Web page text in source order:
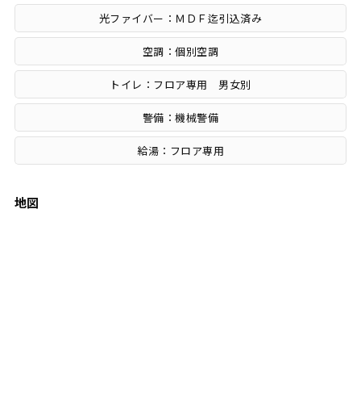
光ファイバー：ＭＤＦ迄引込済み
空調：個別空調
トイレ：フロア専用 男女別
警備：機械警備
給湯：フロア専用
地図